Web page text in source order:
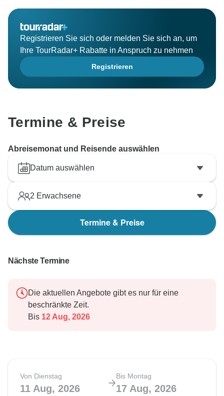
Registrieren Sie sich oder melden Sie sich an, um
Ihre TourRadar+ Rabatte in Anspruch zu nehmen
Registrieren
Termine & Preise
Abreisemonat und Reisende auswählen
Datum auswählen
2 Erwachsene
Termine & Preise
Nächste Termine
Die aktuellen Angebote gibt es nur für eine
beschränkte Zeit.
Bis 12 Aug, 2026
Von Dienstag
11 Aug, 2026
Bis Montag
17 Aug, 2026